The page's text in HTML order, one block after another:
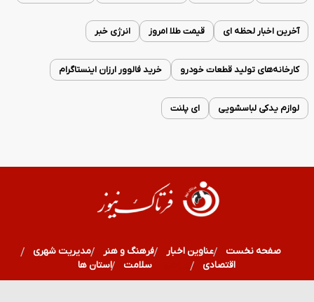
آخرین اخبار لحظه ای قیمت طلا امروز انرژی خبر
کارخانه‌های تولید قطعات خودرو خرید فالوور ارزان اینستاگرام
لوازم یدکی لباسشویی ای پلنت
صفحه نخست عناوین اخبار فرهنگ و هنر
مدیریت شهری
اقتصادی
ورزشی سلامت استان ها